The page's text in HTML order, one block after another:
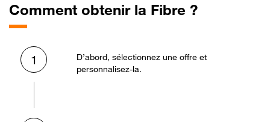
Comment obtenir la Fibre ?
1
D’abord, sélectionnez une offre et
personnalisez-la.